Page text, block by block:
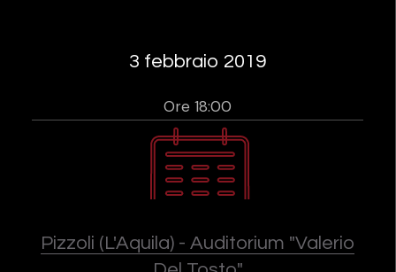
3 febbraio 2019
Ore 18:00
Pizzoli (L'Aquila) - Auditorium "Valerio